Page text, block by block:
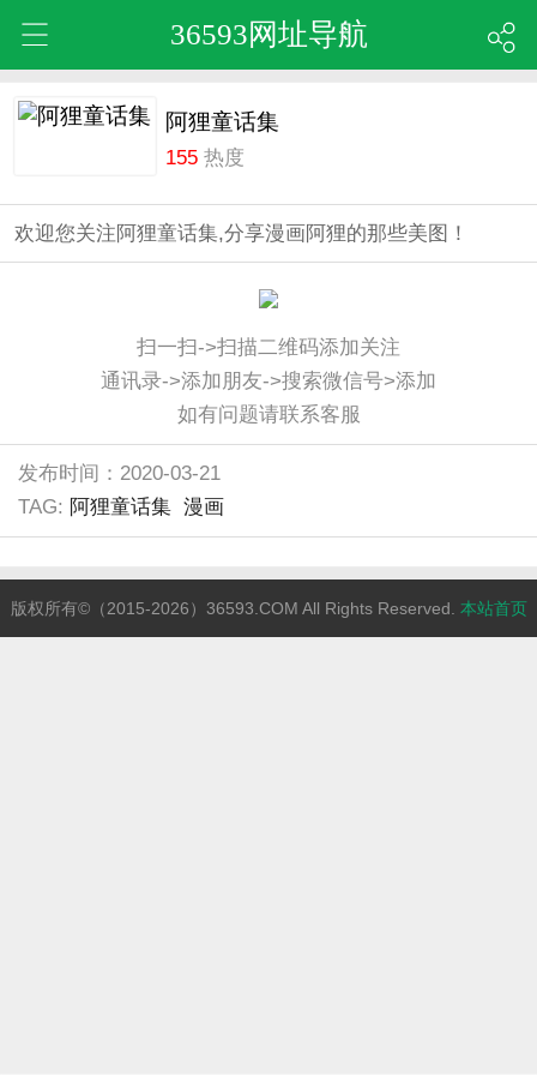
36593网址导航
阿狸童话集
155 热度
欢迎您关注阿狸童话集,分享漫画阿狸的那些美图！
扫一扫->扫描二维码添加关注
通讯录->添加朋友->搜索微信号>添加
如有问题请联系客服
发布时间：2020-03-21
TAG: 阿狸童话集 漫画
版权所有©（2015-2026）36593.COM All Rights Reserved. 本站首页